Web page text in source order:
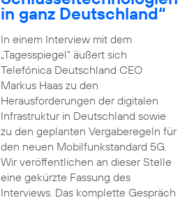
in ganz Deutschland“
In einem Interview mit dem
„Tagesspiegel“ äußert sich
Telefónica Deutschland CEO
Markus Haas zu den
Herausforderungen der digitalen
Infrastruktur in Deutschland sowie
zu den geplanten Vergaberegeln für
den neuen Mobilfunkstandard 5G.
Wir veröffentlichen an dieser Stelle
eine gekürzte Fassung des
Interviews. Das komplette Gespräch